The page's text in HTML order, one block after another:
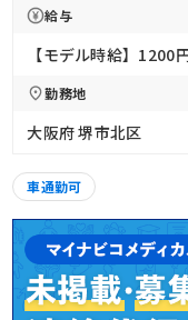
給与
【モデル時給】1200
勤務地
大阪府 堺市北区
車通勤可